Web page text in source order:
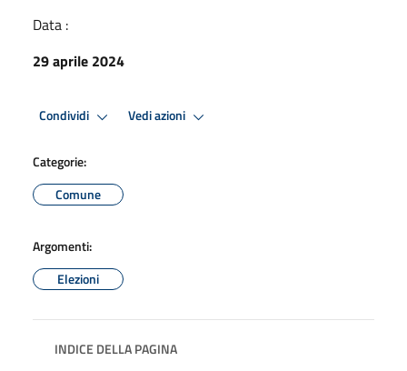
Data :
29 aprile 2024
Condividi Vedi azioni
Categorie:
Comune
Argomenti:
Elezioni
INDICE DELLA PAGINA